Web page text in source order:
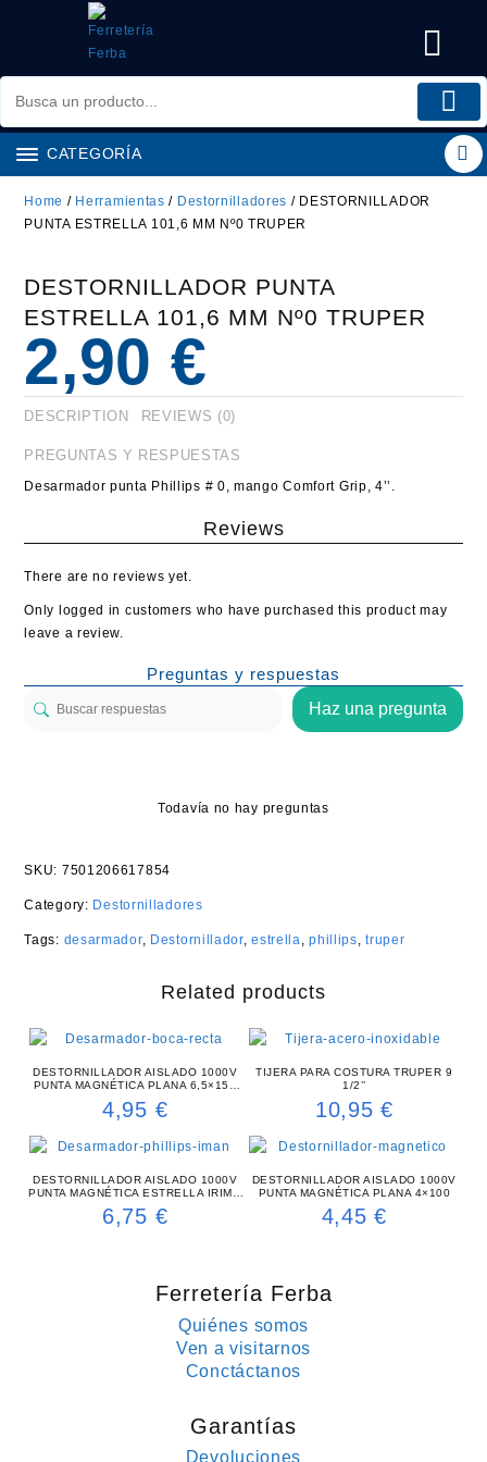
CATEGORÍA
Home / Herramientas / Destornilladores / DESTORNILLADOR
PUNTA ESTRELLA 101,6 MM Nº0 TRUPER
DESTORNILLADOR PUNTA
ESTRELLA 101,6 MM Nº0 TRUPER
2,90 €
DESCRIPTION REVIEWS (0)
PREGUNTAS Y RESPUESTAS
Desarmador punta Phillips # 0, mango Comfort Grip, 4’’.
Reviews
There are no reviews yet.
Only logged in customers who have purchased this product may
leave a review.
Preguntas y respuestas
Haz una pregunta
Todavía no hay preguntas
SKU: 7501206617854
Category: Destornilladores
Tags: desarmador, Destornillador,estrella,phillips,truper
Related products
DESTORNILLADOR AISLADO 1000V
PUNTA MAGNÉTICA PLANA 6,5×150
4,95 €
TIJERA PARA COSTURA TRUPER 9
1/2’’
10,95€
DESTORNILLADOR AISLADO 1000V
PUNTA MAGNÉTICA ESTRELLA IRIMO
6,75 €
DESTORNILLADOR AISLADO 1000V
PUNTA MAGNÉTICA PLANA 4×100
4,45€
Ferretería Ferba
Quiénes somos
Ven a visitarnos
Conctáctanos
Garantías
Devoluciones